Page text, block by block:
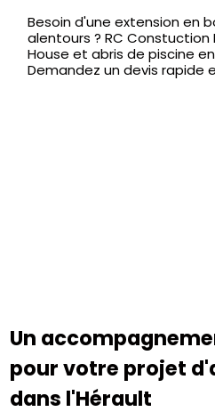
Besoin d'une extension en
alentours ? RC
House et abris de piscine
Demandez un devis rapide
Un
pour votre projet
dans l'Hérault